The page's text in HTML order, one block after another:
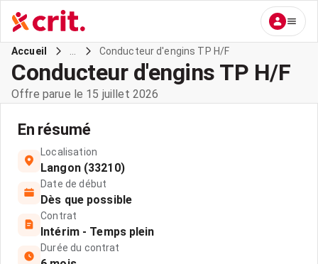
Accueil Conducteur d'engins TP H/F
Conducteur d'engins TP H/F
Offre parue le 15 juillet 2026
En résumé
Localisation
Langon (33210)
Date de début
Dès que possible
Contrat
Intérim - Temps plein
Durée du contrat